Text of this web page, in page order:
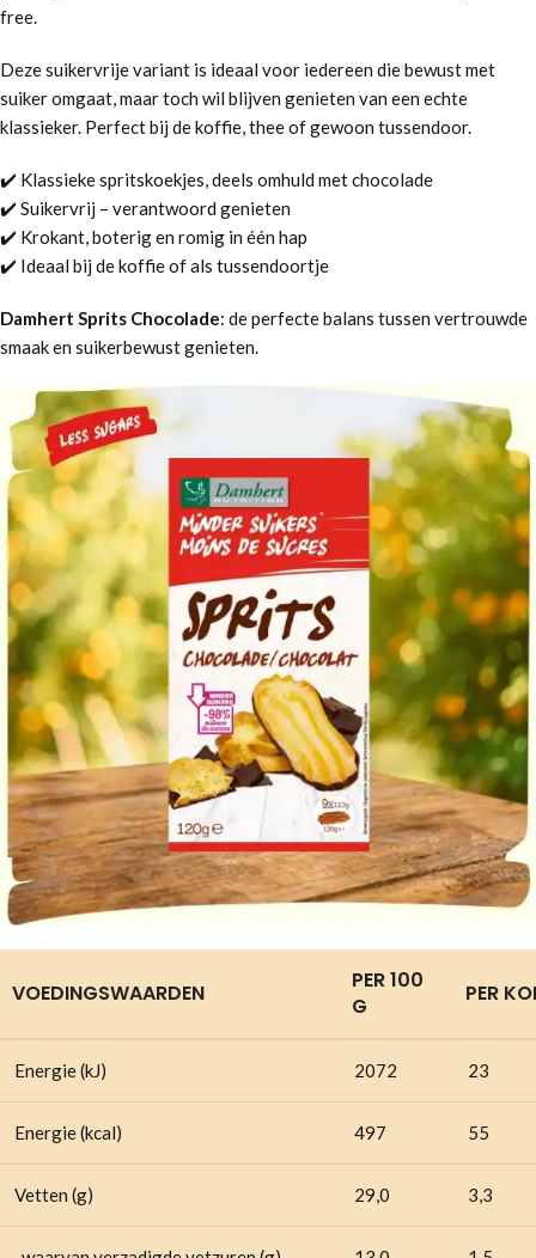
free.
Deze suikervrije variant is ideaal voor iedereen die bewust met
suiker omgaat, maar toch wil blijven genieten van een echte
klassieker. Perfect bij de koffie, thee of gewoon tussendoor.
✔️ Klassieke spritskoekjes, deels omhuld met chocolade
✔️ Suikervrij – verantwoord genieten
✔️ Krokant, boterig en romig in één hap
✔️ Ideaal bij de koffie of als tussendoortje
Damhert Sprits Chocolade: de perfecte balans tussen vertrouwde
smaak en suikerbewust genieten.
VOEDINGSWAARDEN
PER 100
G
PER
Energie (kJ) 2072 23
Energie (kcal) 497 55
Vetten (g) 29,0 3,3